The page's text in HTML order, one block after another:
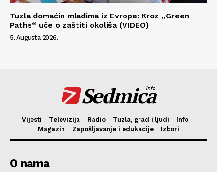
Tuzla domaćin mladima iz Evrope: Kroz „Green
Paths“ uče o zaštiti okoliša (VIDEO)
5. Augusta 2026.
Sedmica
info
Vijesti Televizija Radio Tuzla, grad i ljudi
Info
Magazin
Zapošljavanje i edukacije Izbori
O nama